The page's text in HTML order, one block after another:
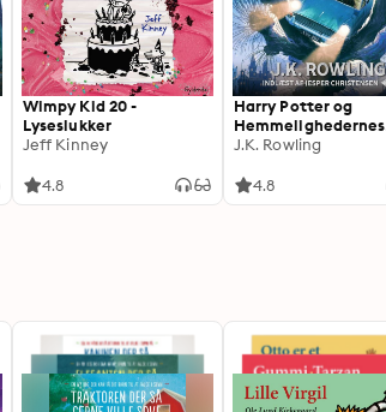
Wimpy Kid 20 -
Lyseslukker
Jeff Kinney
4.8
Harry Potter og
Hemmelighedernes
Kammer
J.K. Rowling
4.8